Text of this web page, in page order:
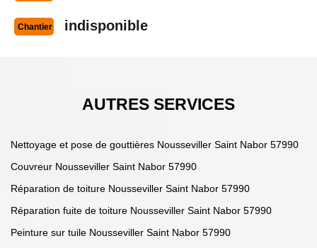
Chantier indisponible
AUTRES SERVICES
Nettoyage et pose de gouttières Nousseviller Saint Nabor 57990
Couvreur Nousseviller Saint Nabor 57990
Réparation de toiture Nousseviller Saint Nabor 57990
Réparation fuite de toiture Nousseviller Saint Nabor 57990
Peinture sur tuile Nousseviller Saint Nabor 57990